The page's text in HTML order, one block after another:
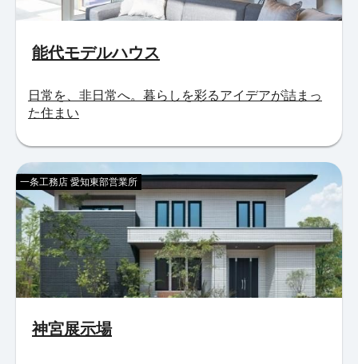
能代モデルハウス
日常を、非日常へ。暮らしを彩るアイデアが詰まっ
た住まい
神宮展示場
一条工務店 愛知東部営業所